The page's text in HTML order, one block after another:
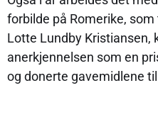
forbilde på Romerike,
Lotte Lundby Kristiansen,
anerkjennelsen som en
og donerte gavemidlene